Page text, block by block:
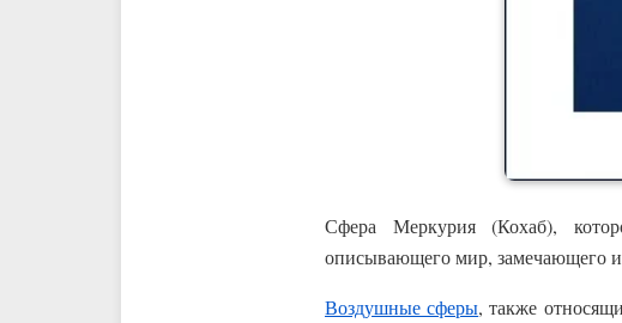
Сфера Меркурия (Кохаб),
описывающего мир, замечающего
Воздушные сферы, также